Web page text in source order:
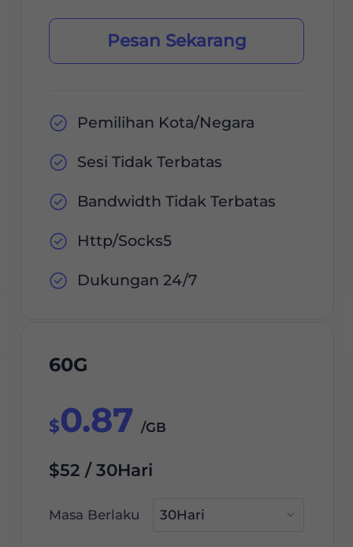
Pesan Sekarang
Pemilihan Kota/Negara
Sesi Tidak Terbatas
Bandwidth Tidak Terbatas
Http/Socks5
Dukungan 24/7
60G
$0.87 /GB
$52 / 30Hari
Masa Berlaku